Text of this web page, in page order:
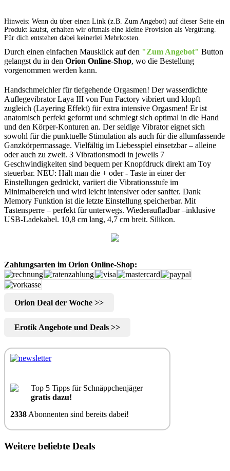
Hinweis: Wenn du über einen Link (z.B. Zum Angebot) auf dieser Seite ein
Produkt kaufst, erhalten wir oftmals eine kleine Provision als Vergütung.
Für dich entstehen dabei keinerlei Mehrkosten.
Durch einen einfachen Mausklick auf den "Zum Angebot" Button
gelangst du in den Orion Online-Shop, wo die Bestellung
vorgenommen werden kann.
Handschmeichler für tiefgehende Orgasmen! Der wasserdichte
Auflegevibrator Laya III von Fun Factory vibriert und klopft
zugleich (Layering Effekt) für extra intensive Orgasmen! Er ist
anatomisch perfekt geformt und schmiegt sich optimal in die Hand
und den Körper-Konturen an. Der seidige Vibrator eignet sich
sowohl für die punktuelle Stimulation als auch für die allumfassende
Ganzkörpermassage. Vielfältig im Liebesspiel einsetzbar – alleine
oder auch zu zweit. 3 Vibrationsmodi in jeweils 7
Geschwindigkeiten sind bequem per Knopfdruck direkt am Toy
steuerbar. NEU: Hält man die + oder - Taste in einer der
Einstellungen gedrückt, variiert die Vibrationsstufe im
Minimalbereich und wird leicht intensiver oder sanfter. Dank
Memory Funktion ist die letzte Einstellung speicherbar. Mit
Tastensperre – perfekt für unterwegs. Wiederaufladbar –inklusive
USB-Ladekabel. 10,8 cm lang, 4,7 cm breit. Silikon.
Zahlungsarten im Orion Online-Shop:
Orion Deal der Woche >>
Erotik Angebote und Deals >>
Top 5 Tipps für Schnäppchenjäger
gratis dazu!
2338 Abonnenten sind bereits dabei!
Weitere beliebte Deals